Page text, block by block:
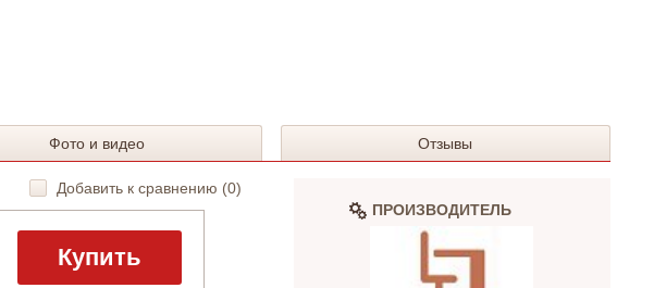
Фото и видео Отзывы
Добавить к сравнению (0)
Купить
ПРОИЗВОДИТЕЛЬ